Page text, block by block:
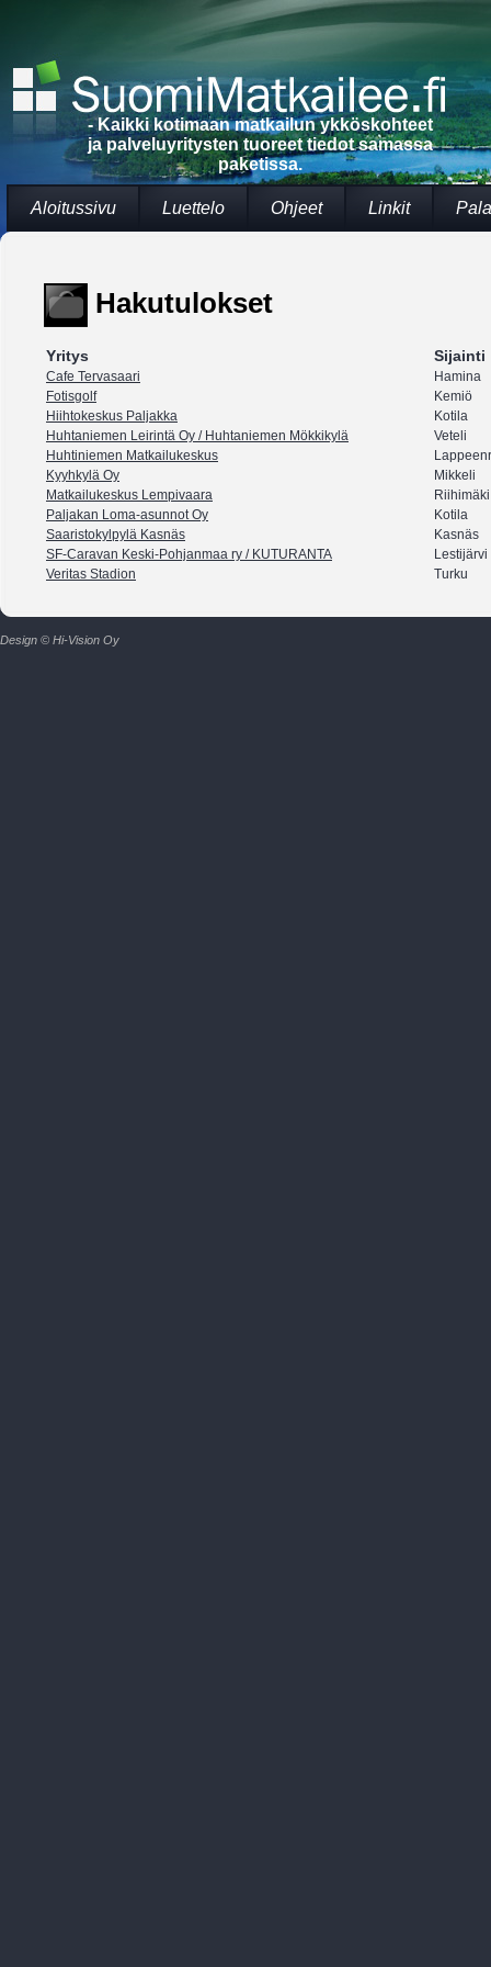
- Kaikki kotimaan matkailun ykköskohteet
ja palveluyritysten tuoreet tiedot samassa
paketissa.
Aloitussivu Luettelo Ohjeet Linkit
Hakutulokset
Yritys Sijainti
Cafe Tervasaari
Hamina
Fotisgolf
Kemiö
Hiihtokeskus Paljakka
Kotila
Huhtaniemen Leirintä Oy / Huhtaniemen Mökkikylä
Veteli
Huhtiniemen Matkailukeskus
Kyyhkylä Oy
Mikkeli
Matkailukeskus Lempivaara
Riihimäki
Paljakan Loma-asunnot Oy
Kotila
Saaristokylpylä Kasnäs
Kasnäs
SF-Caravan Keski-Pohjanmaa ry / KUTURANTA
Lestijärvi
Veritas Stadion
Turku
Design © Hi-Vision Oy